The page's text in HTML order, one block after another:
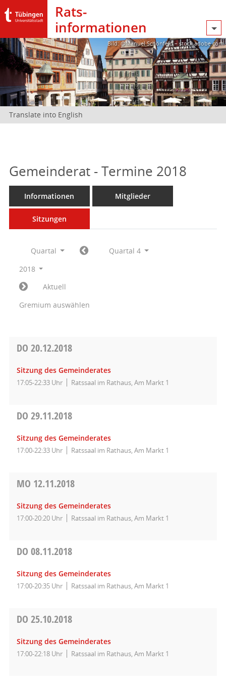
Rats­
informationen
Bild: @Manuel Schönfeld – stock.adobe.com
Translate into English
Gemeinderat - Termine 2018
Informationen Mitglieder
Sitzungen
Quartal
Quartal 4
2018
Aktuell
Gremium auswählen
DO 20.12.2018
Sitzung des Gemeinderates
17:05-22:33 Uhr Ratssaal im Rathaus, Am Markt 1
DO 29.11.2018
Sitzung des Gemeinderates
17:00-22:33 Uhr Ratssaal im Rathaus, Am Markt 1
MO 12.11.2018
Sitzung des Gemeinderates
17:00-20:20 Uhr Ratssaal im Rathaus, Am Markt 1
DO 08.11.2018
Sitzung des Gemeinderates
17:00-20:35 Uhr Ratssaal im Rathaus, Am Markt 1
DO 25.10.2018
Sitzung des Gemeinderates
17:00-22:18 Uhr Ratssaal im Rathaus, Am Markt 1